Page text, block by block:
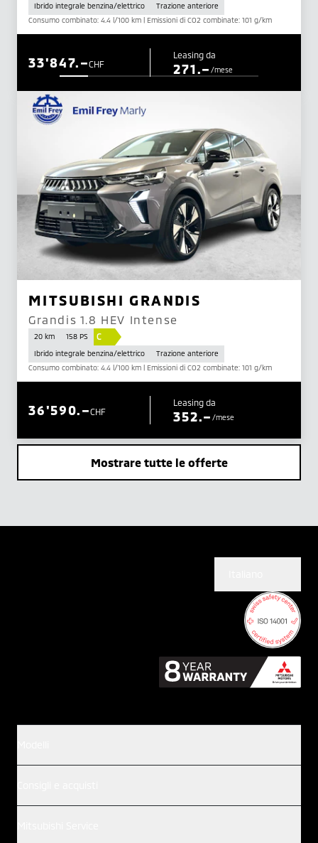
Ibrido integrale benzina/elettrico
Trazione anteriore
Consumo combinato: 4.4 l/100 km | Emissioni di CO2 combinate: 101 g/km
CHF
33'847.– Leasing da
271.–/mese
MITSUBISHI GRANDIS
Grandis 1.8 HEV Intense
20 km 158 PS C
Ibrido integrale benzina/elettrico
Trazione anteriore
Consumo combinato: 4.4 l/100 km | Emissioni di CO2 combinate: 101 g/km
CHF
36'590.– Leasing da
352.–/mese
Mostrare tutte le offerte